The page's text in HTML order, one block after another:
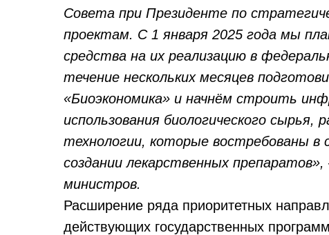
Совета при Президенте по
проектам. С 1 января 2025 года мы
средства на их реализацию в
течение нескольких месяцев
«Биоэкономика» и начнём строить
использования биологического
технологии, которые востребованы в
создании лекарственных препаратов»,
министров.
Расширение ряда приоритетных
действующих государственных